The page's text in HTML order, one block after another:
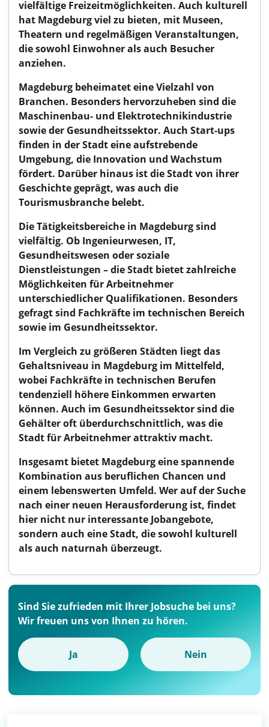
vielfältige Freizeitmöglichkeiten. Auch kulturell
hat Magdeburg viel zu bieten, mit Museen,
Theatern und regelmäßigen Veranstaltungen,
die sowohl Einwohner als auch Besucher
anziehen.
Magdeburg beheimatet eine Vielzahl von
Branchen. Besonders hervorzuheben sind die
Maschinenbau- und Elektrotechnikindustrie
sowie der Gesundheitssektor. Auch Start-ups
finden in der Stadt eine aufstrebende
Umgebung, die Innovation und Wachstum
fördert. Darüber hinaus ist die Stadt von ihrer
Geschichte geprägt, was auch die
Tourismusbranche belebt.
Die Tätigkeitsbereiche in Magdeburg sind
vielfältig. Ob Ingenieurwesen, IT,
Gesundheitswesen oder soziale
Dienstleistungen – die Stadt bietet zahlreiche
Möglichkeiten für Arbeitnehmer
unterschiedlicher Qualifikationen. Besonders
gefragt sind Fachkräfte im technischen Bereich
sowie im Gesundheitssektor.
Im Vergleich zu größeren Städten liegt das
Gehaltsniveau in Magdeburg im Mittelfeld,
wobei Fachkräfte in technischen Berufen
tendenziell höhere Einkommen erwarten
können. Auch im Gesundheitssektor sind die
Gehälter oft überdurchschnittlich, was die
Stadt für Arbeitnehmer attraktiv macht.
Insgesamt bietet Magdeburg eine spannende
Kombination aus beruflichen Chancen und
einem lebenswerten Umfeld. Wer auf der Suche
nach einer neuen Herausforderung ist, findet
hier nicht nur interessante Jobangebote,
sondern auch eine Stadt, die sowohl kulturell
als auch naturnah überzeugt.
Sind Sie zufrieden mit Ihrer Jobsuche bei uns?
Wir freuen uns von Ihnen zu hören.
Ja Nein